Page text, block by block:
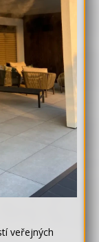
veřejných